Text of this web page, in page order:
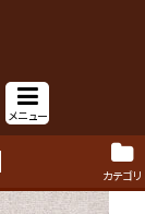
メニュー
カテゴリ